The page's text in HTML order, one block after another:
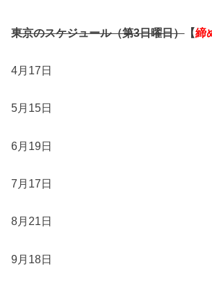
東京のスケジュール（第3日曜日）【締
4月17日
5月15日
6月19日
7月17日
8月21日
9月18日